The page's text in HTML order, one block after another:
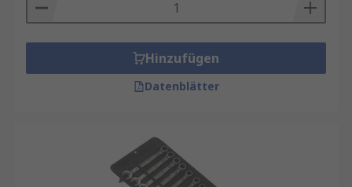
Hinzufügen
Datenblätter